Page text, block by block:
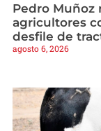
Pedro Muñoz
agricultores
desfile de
agosto 6, 2026